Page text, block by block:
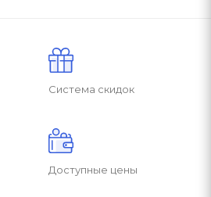
Система скидок
Доступные цены